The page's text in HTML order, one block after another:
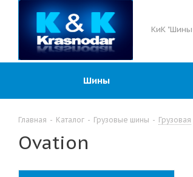
КиК
Шины
Главная - Каталог - Грузовые шины - Грузовая
Ovation